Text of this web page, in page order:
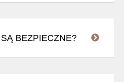
BEZPIECZNE?